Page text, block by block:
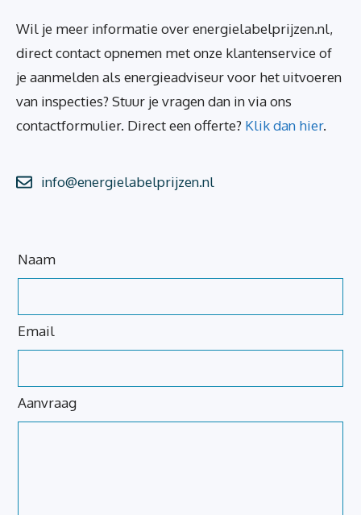
Wil je meer informatie over energielabelprijzen.nl,
direct contact opnemen met onze klantenservice of
je aanmelden als energieadviseur voor het uitvoeren
van inspecties? Stuur je vragen dan in via ons
contactformulier. Direct een offerte? Klik dan hier.
info@energielabelprijzen.nl
Laat
dit
blanco
Naam
Email
Aanvraag